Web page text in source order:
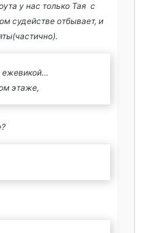
у нас только Тая с
судействе отбывает, и
ежевикой…
этаже,